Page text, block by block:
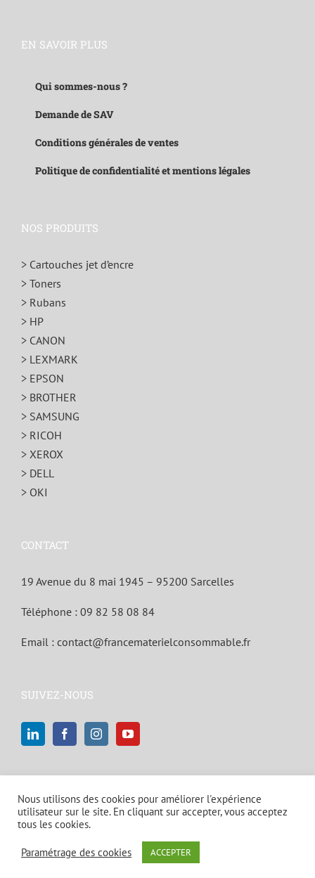
EN SAVOIR PLUS
Qui sommes-nous ?
Demande de SAV
Conditions générales de ventes
Politique de confidentialité et mentions légales
NOS PRODUITS
> Cartouches jet d’encre
> Toners
> Rubans
> HP
> CANON
> LEXMARK
> EPSON
> BROTHER
> SAMSUNG
> RICOH
> XEROX
> DELL
> OKI
CONTACT
19 Avenue du 8 mai 1945 – 95200 Sarcelles
Téléphone : 09 82 58 08 84
Email : contact@francematerielconsommable.fr
SUIVEZ-NOUS
© Copyright 2021 | Tous droits réservés |Mentions légales et politique
de confidentialité
Nous utilisons des cookies pour améliorer l'expérience
utilisateur sur le site. En cliquant sur accepter, vous acceptez
tous les cookies.
Paramétrage des cookies ACCEPTER